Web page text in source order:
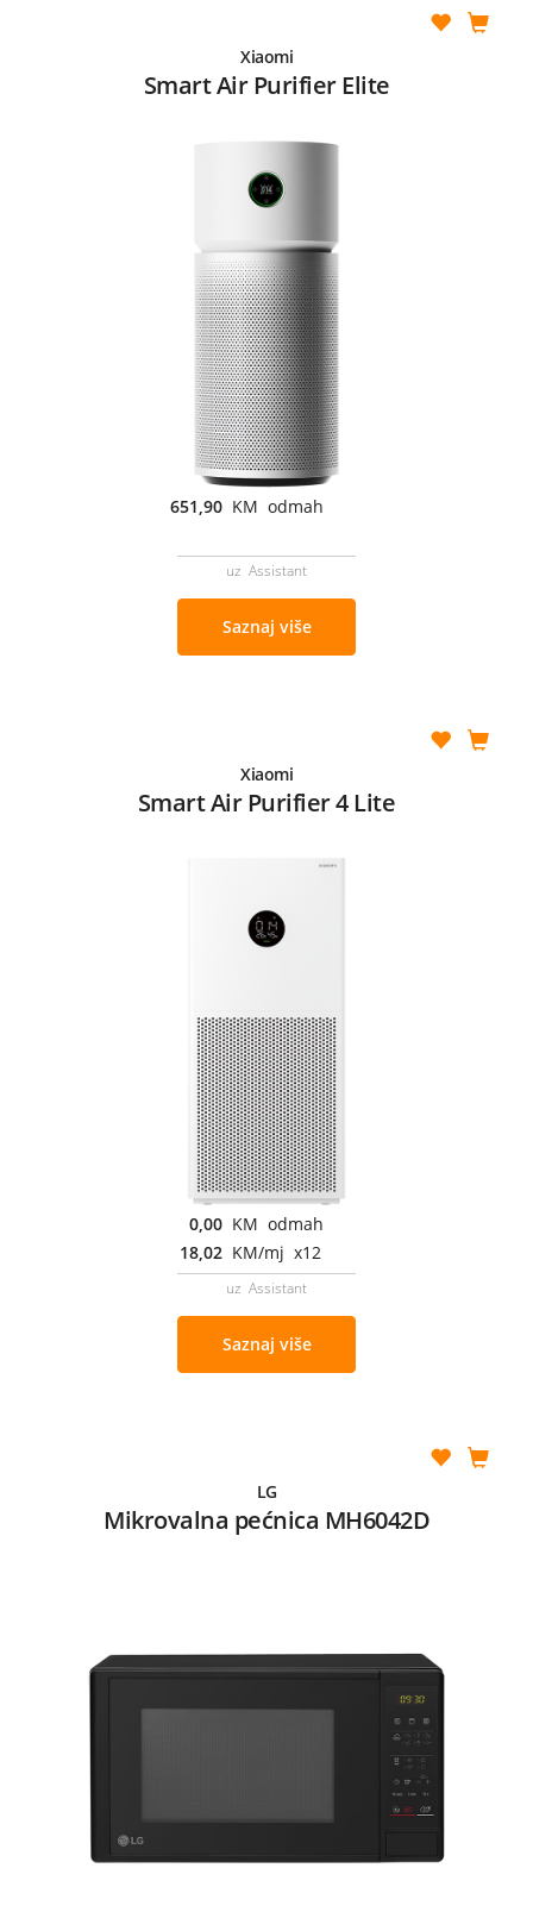
Xiaomi
Smart Air Purifier Elite
651,90 KM odmah
uz Assistant
Saznaj više
Xiaomi
Smart Air Purifier 4 Lite
0,00 KM odmah
18,02 KM/mj x12
uz Assistant
Saznaj više
LG
Mikrovalna pećnica MH6042D